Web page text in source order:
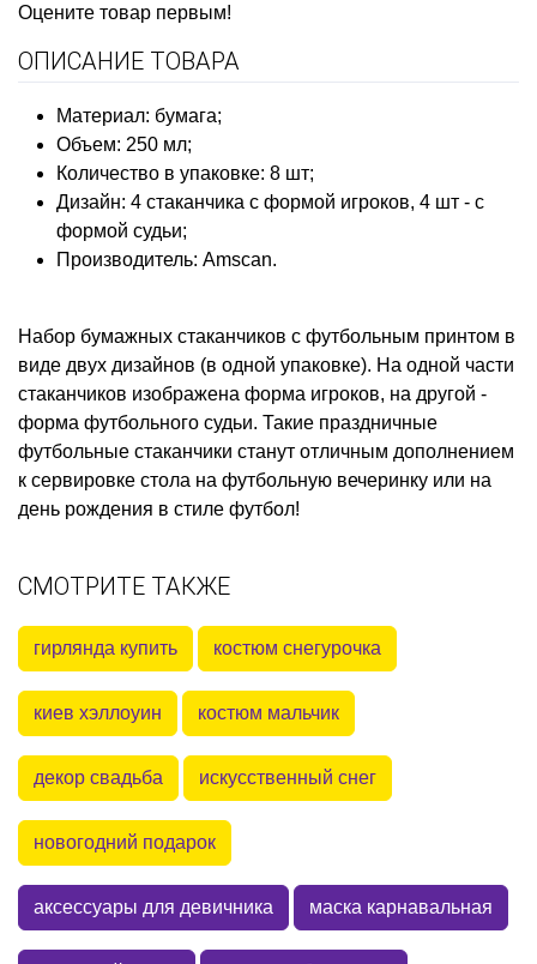
Оцените товар первым!
ОПИСАНИЕ ТОВАРА
Материал: бумага;
Объем: 250 мл;
Количество в упаковке: 8 шт;
Дизайн: 4 стаканчика с формой игроков, 4 шт - с
формой судьи;
Производитель: Amscan.
Набор бумажных стаканчиков с футбольным принтом в
виде двух дизайнов (в одной упаковке). На одной части
стаканчиков изображена форма игроков, на другой -
форма футбольного судьи. Такие праздничные
футбольные стаканчики станут отличным дополнением
к сервировке стола на футбольную вечеринку или на
день рождения в стиле футбол!
СМОТРИТЕ ТАКЖЕ
гирлянда купить костюм снегурочка
киев хэллоуин костюм мальчик
декор свадьба искусственный снег
новогодний подарок
аксессуары для девичника маска карнавальная